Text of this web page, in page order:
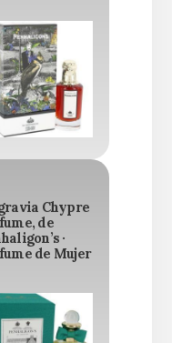
Chypre
de
·
de Mujer